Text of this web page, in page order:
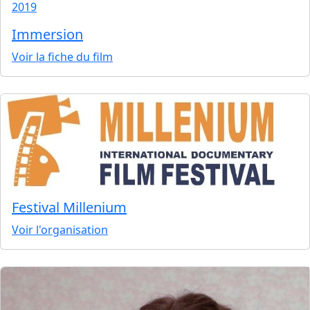
2019
Immersion
Voir la fiche du film
Festival Millenium
Voir l'organisation